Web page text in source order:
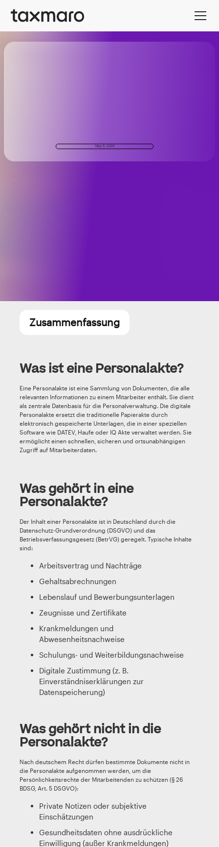
May 6, 2026
Zusammenfassung
Was ist eine Personalakte?
Eine Personalakte ist eine Sammlung von Dokumenten, die alle
relevanten Informationen zu einem Mitarbeiter enthält. Sie dient
als zentrale Datenbasis für die Personalverwaltung. Die digitale
Personalakte ersetzt die traditionelle Papierakte durch
elektronisch gespeicherte Unterlagen, die in einer speziellen
Software wie DATEV, Haufe oder IQ Akte verwaltet werden. Sie
ermöglicht einen schnellen, sicheren und ortsunabhängigen
Zugriff auf Mitarbeiterdaten.
Was gehört in eine
Personalakte?
Der Inhalt einer Personalakte ist in Deutschland durch die
Datenschutz-Grundverordnung (DSGVO) und das
Betriebsverfassungsgesetz (BetrVG) geregelt. Typische Inhalte
sind:
Arbeitsvertrag und Nachträge
Gehaltsabrechnungen
Lebenslauf und Bewerbungsunterlagen
Zeugnisse und Zertifikate
Krankmeldungen und
Abwesenheitsnachweise
Schulungs- und Weiterbildungsnachweise
Digitale Zustimmung (z. B.
Einverständniserklärungen zur
Datenspeicherung)
Was gehört nicht in die
Personalakte?
Nach deutschem Recht dürfen bestimmte Dokumente nicht in
die Personalakte aufgenommen werden, um die
Persönlichkeitsrechte der Mitarbeitenden zu schützen (§ 26
BDSG, Art. 5 DSGVO):
Private Notizen oder subjektive
Einschätzungen
Gesundheitsdaten ohne ausdrückliche
Einwilligung (außer Krankmeldungen)